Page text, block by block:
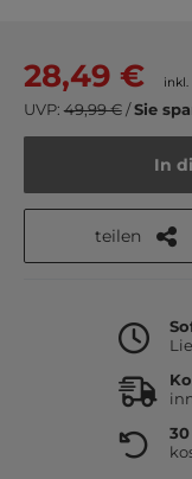
28,49 € inkl.
UVP: 49,99 €/Sie
In
teilen